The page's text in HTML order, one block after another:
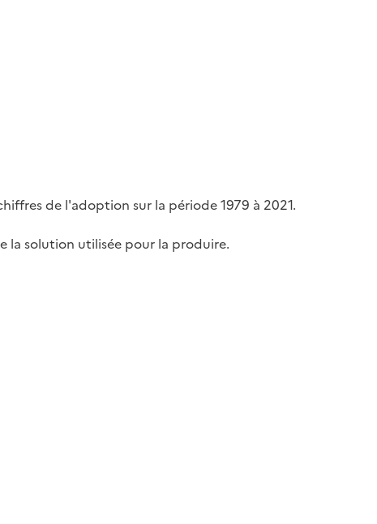
de l'adoption sur la période 1979 à 2021.
la solution utilisée pour la produire.